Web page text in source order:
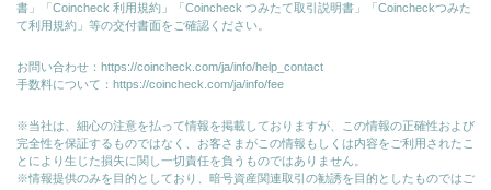
書」「Coincheck 利用規約」「Coincheck つみたて取引説明書」「Coincheckつみた
て利用規約」等の交付書面をご確認ください。
お問い合わせ： https://coincheck.com/ja/info/help_contact
手数料について： https://coincheck.com/ja/info/fee
※当社は、細心の注意を払って情報を掲載しておりますが、この情報の正確性および
完全性を保証するものではなく、お客さまがこの情報もしくは内容をご利用されたこ
とにより生じた損失に関し一切責任を負うものではありません。
※情報提供のみを目的としており、暗号資産関連取引の勧誘を目的としたものではご